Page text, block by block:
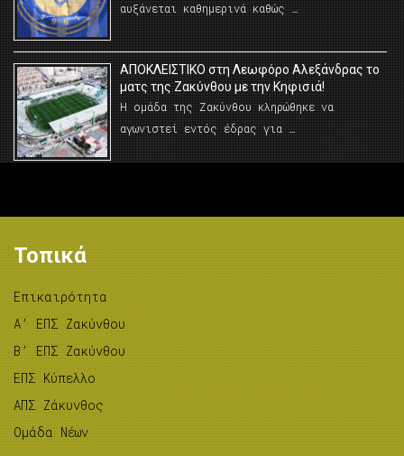
αυξάνεται καθημερινά καθώς …
AΠΟΚΛΕΙΣΤΙΚΟ στη Λεωφόρο Αλεξάνδρας το
ματς της Ζακύνθου με την Κηφισιά!
Η ομάδα της Ζακύνθου κληρώθηκε να
αγωνιστεί εντός έδρας για …
Τοπικά
Επικαιρότητα
A’ ΕΠΣ Ζακύνθου
B’ ΕΠΣ Ζακύνθου
ΕΠΣ Κύπελλο
ΑΠΣ Ζάκυνθος
Ομάδα Νέων